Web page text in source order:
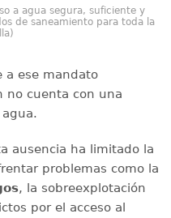
a agua segura, suficiente y
de saneamiento para toda la
a ese mandato
no cuenta con una
ausencia ha limitado la
problemas como la
, la sobreexplotación
por el acceso al